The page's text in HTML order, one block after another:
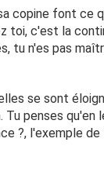
jamais
de son père a
lui es moi un
le moral a
qui agissait
une copine
faire il a arrêté
copine font ce
toi, c'est la
tu n'es pas
se sont
Tu penses qu'en
?, l'exemple